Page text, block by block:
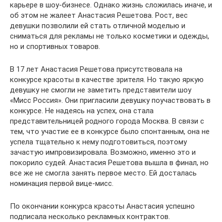
карьере в шоу-бизнесе. Однако жизнь сложилась иначе, и
об этом не жалеет Анастасия Решетова. Рост, вес
девушки позволили ей стать отличной моделью и
сниматься для рекламы не только косметики и одежды,
но и спортивных товаров.
В 17 лет Анастасия Решетова присутствовала на
конкурсе красоты в качестве зрителя. Но такую яркую
девушку не смогли не заметить представители шоу
«Мисс Россия». Они пригласили девушку поучаствовать в
конкурсе. Не надеясь на успех, она стала
представительницей родного города Москва. В связи с
тем, что участие ее в конкурсе было спонтанным, она не
успела тщательно к нему подготовиться, поэтому
зачастую импровизировала. Возможно, именно это и
покорило судей. Анастасия Решетова вышла в финал, но
все же не смогла занять первое место. Ей досталась
номинация первой вице-мисс.
По окончании конкурса красоты Анастасия успешно
подписала несколько рекламных контрактов.